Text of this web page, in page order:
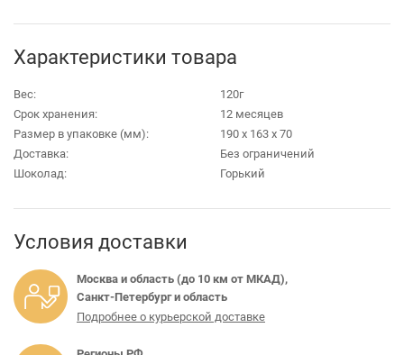
Характеристики товара
Вес:
120г
Срок хранения:
12 месяцев
Размер в упаковке (мм):
190 х 163 х 70
Доставка:
Без ограничений
Шоколад:
Горький
Условия доставки
Москва и область (до 10 км от МКАД),
Санкт-Петербург и область
Подробнее о курьерской доставке